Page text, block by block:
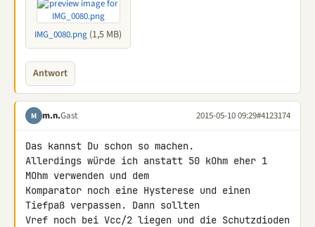
IMG_0080.png (1,5 MB)
Antwort
M m.n.Gast 2015-05-10 09:29#4123174
Das kannst Du schon so machen.
Allerdings würde ich anstatt 50 kOhm eher 1
MOhm verwenden und dem
Komparator noch eine Hysterese und einen
Tiefpaß verpassen. Dann sollten
Vref noch bei Vcc/2 liegen und die Schutzdioden